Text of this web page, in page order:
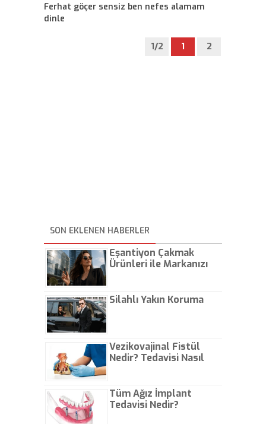
Ferhat göçer sensiz ben nefes alamam
dinle
1/2 1 2
SON EKLENEN HABERLER
Eşantiyon Çakmak
Ürünleri ile Markanızı
Silahlı Yakın Koruma
Vezikovajinal Fistül
Nedir? Tedavisi Nasıl
Tüm Ağız İmplant
Tedavisi Nedir?